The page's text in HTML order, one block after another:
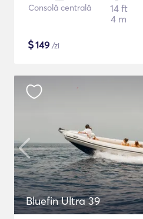
Consolă centrală
14 ft
4 m
$149 /zi
Bluefin Ultra 39